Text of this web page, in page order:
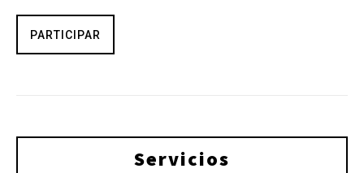
PARTICIPAR
Servicios